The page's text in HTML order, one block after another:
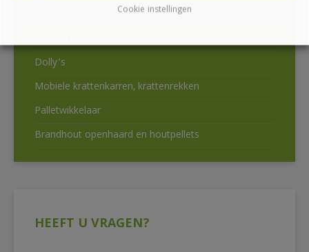
Kunststof stapelbakken
Dolly’s
Mobiele krattenkarren, krattenrekken
Palletwikkelaar
Brandhout openhaard en houtpellets
HEEFT U VRAGEN?
Cookie instellingen